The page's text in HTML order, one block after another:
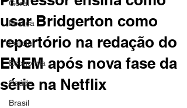
Geral
Política
Polícia
Economia
Saúde
Brasil
usar Bridgerton como
repertório na redação do
ENEM após nova fase da
série na Netflix